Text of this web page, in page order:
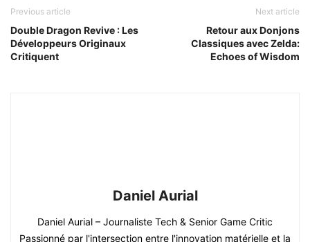
Previous article
Double Dragon Revive : Les
Développeurs Originaux
Critiquent
Next article
Retour aux Donjons
Classiques avec Zelda:
Echoes of Wisdom
Daniel Aurial
Daniel Aurial – Journaliste Tech & Senior Game Critic
Passionné par l'intersection entre l'innovation matérielle et la